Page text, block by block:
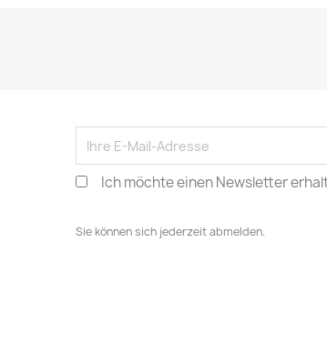
Ich möchte einen Newsletter
Sie können sich jederzeit abmelden.